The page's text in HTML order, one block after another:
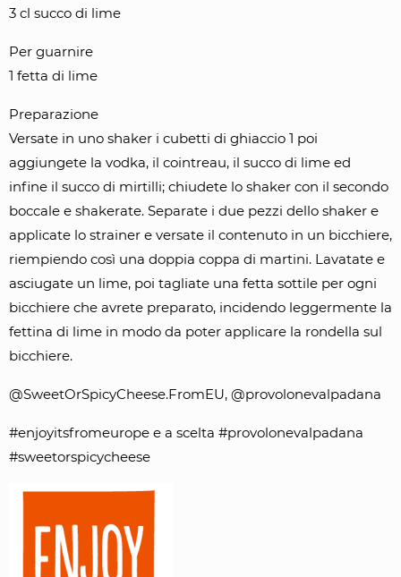
3 cl succo di lime
Per guarnire
1 fetta di lime
Preparazione
Versate in uno shaker i cubetti di ghiaccio 1 poi
aggiungete la vodka, il cointreau, il succo di lime ed
infine il succo di mirtilli; chiudete lo shaker con il secondo
boccale e shakerate. Separate i due pezzi dello shaker e
applicate lo strainer e versate il contenuto in un bicchiere,
riempiendo così una doppia coppa di martini. Lavatate e
asciugate un lime, poi tagliate una fetta sottile per ogni
bicchiere che avrete preparato, incidendo leggermente la
fettina di lime in modo da poter applicare la rondella sul
bicchiere.
@SweetOrSpicyCheese.FromEU, @provolonevalpadana
#enjoyitsfromeurope e a scelta #provolonevalpadana
#sweetorspicycheese